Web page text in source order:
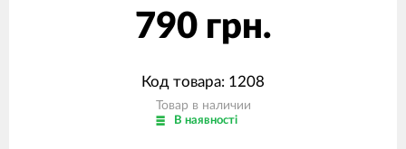
790 грн.
Код товара: 1208
Товар в наличии
В наявності